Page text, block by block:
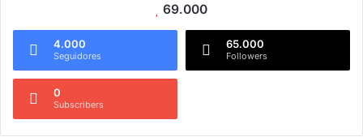
69.000
4.000
Seguidores
65.000
Followers
0
Subscribers